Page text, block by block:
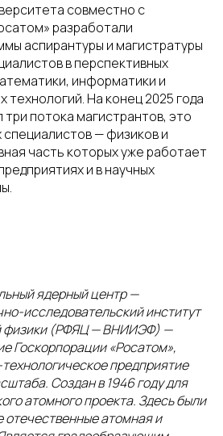
совместно с
разработали
аспирантуры и магистратуры
в перспективных
информатики и
На конец 2025 года
потока магистрантов, это
специалистов — физиков и
часть которых уже работает
и в научных
ядерный центр —
исследовательский институт
физики (РФЯЦ — ВНИИЭФ) —
Госкорпорации «Росатом»,
предприятие
Создан в 1946 году для
атомного проекта. Здесь были
отечественные атомная и